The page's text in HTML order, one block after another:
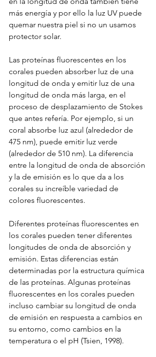
más energía y por ello la luz UV puede
quemar nuestra piel si no un usamos
protector solar.
Las proteínas fluorescentes en los
corales pueden absorber luz de una
longitud de onda y emitir luz de una
longitud de onda más larga, en el
proceso de desplazamiento de Stokes
que antes refería. Por ejemplo, si un
coral absorbe luz azul (alrededor de
475 nm), puede emitir luz verde
(alrededor de 510 nm). La diferencia
entre la longitud de onda de absorción
y la de emisión es lo que da a los
corales su increíble variedad de
colores fluorescentes.
Diferentes proteínas fluorescentes en
los corales pueden tener diferentes
longitudes de onda de absorción y
emisión. Estas diferencias están
determinadas por la estructura química
de las proteínas. Algunas proteínas
fluorescentes en los corales pueden
incluso cambiar su longitud de onda
de emisión en respuesta a cambios en
su entorno, como cambios en la
temperatura o el pH (Tsien, 1998).